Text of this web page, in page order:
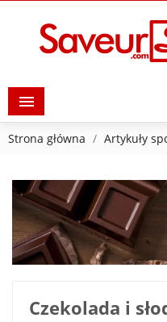

Strona główna Artykuły
Czekolada i